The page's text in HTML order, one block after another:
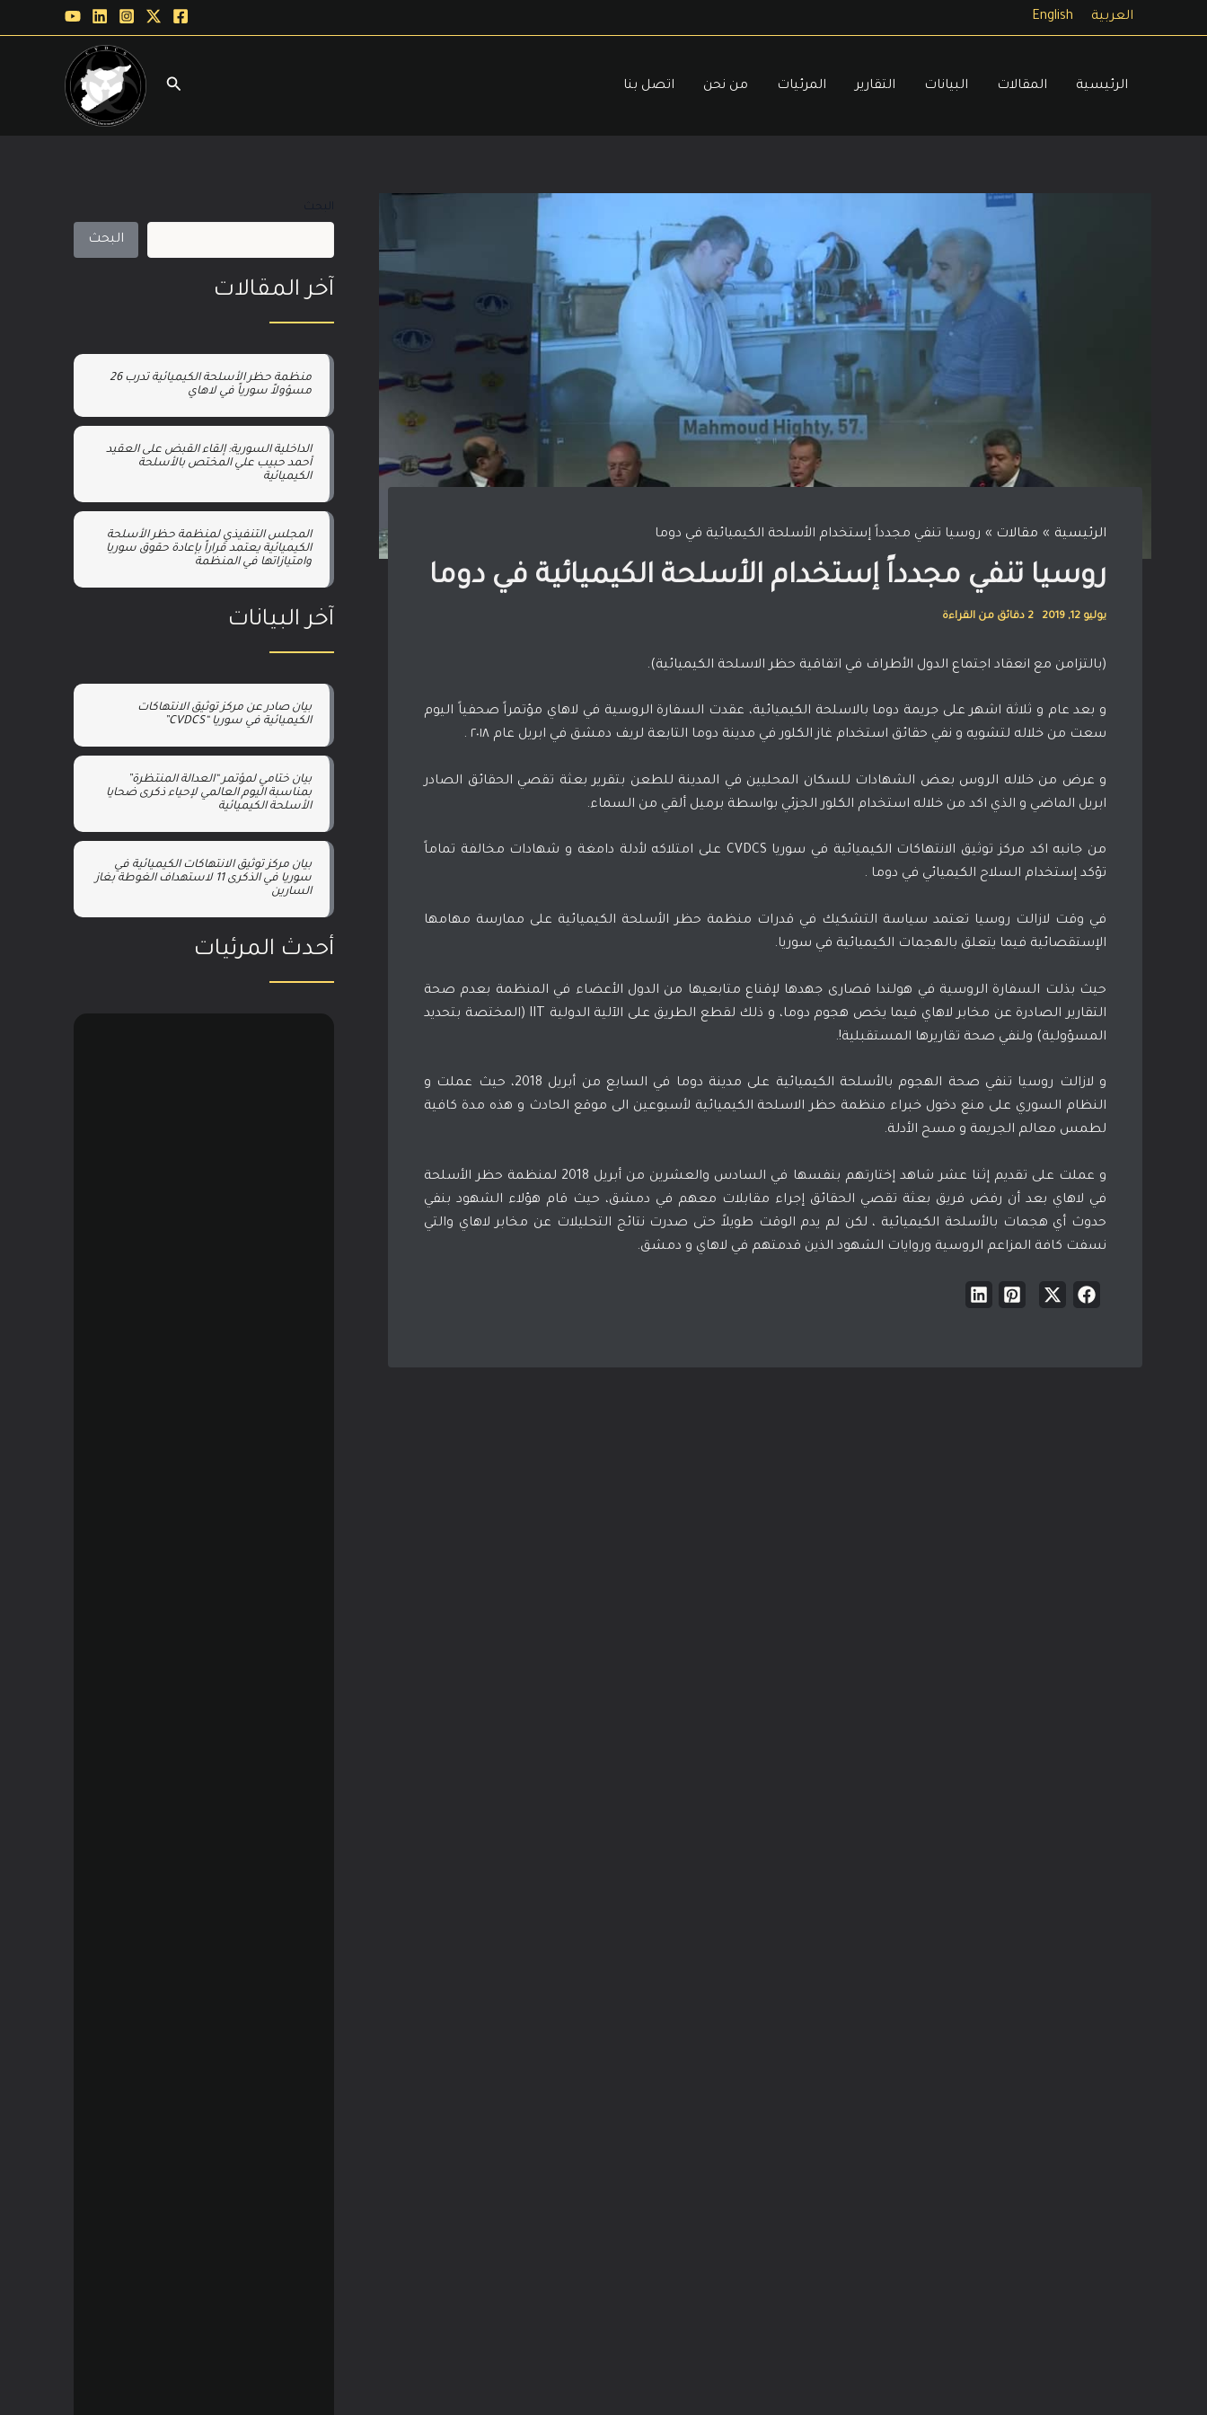
إلى
العربية English
الرئيسية المقالات البيانات التقارير المرئيات من نحن اتصل بنا
الرئيسية مقالات روسيا تنفي مجدداً إستخدام الأسلحة الكيميائية في دوما
روسيا تنفي مجدداً إستخدام الأسلحة الكيميائية في دوما
يوليو 12, 2019 2 دقائق من القراءة
(بالتزامن مع انعقاد اجتماع الدول الأطراف في اتفاقية حظر الاسلحة الكيميائية).
و بعد عام و ثلاثة اشهر على جريمة دوما بالاسلحة الكيميائية، عقدت السفارة الروسية في لاهاي مؤتمراً صحفياً اليوم
سعت من خلاله لتشويه و نفي حقائق استخدام غاز الكلور في مدينة دوما التابعة لريف دمشق في ابريل عام ٢٠١٨ .
و عرض من خلاله الروس بعض الشهادات للسكان المحليين في المدينة للطعن بتقرير بعثة تقصي الحقائق الصادر
ابريل الماضي و الذي اكد من خلاله استخدام الكلور الجزئي بواسطة برميل ألقي من السماء.
من ج
انبه اكد مركز توثيق الانتهاكات الكيميائية في سوريا CVDCS على امتلاكه لأدلة دامغة و شهادات مخالفة تماماً
تؤكد إستخدام السلاح الكيميائي في دوما .
في وقت لازالت روسيا تعتمد سياسة التشكيك في قدرات منظمة حظر الأسلحة الكيميائية على ممارسة مهامها
الإستقصائية فيما يتعلق بالهجمات الكيميائية في سوريا.
حيث بذلت السفارة الروسية في هولندا قصارى جهدها لإقناع متابعيها من الدول الأعضاء في المنظمة بعدم صحة
التقارير الصادرة عن مخابر لاهاي فيما يخص هجوم دوما، و ذلك لقطع الطريق على الآلية الدولية IIT (المختصة بتحديد
المسؤولية) ولنفي صحة تقاريرها المستقبلية!.
و لازالت روسيا تنفي صحة الهجوم بالأسلحة الكيميائية على مدينة دوما في السابع من أبريل 2018، حيث عملت و
النظام السوري على منع دخول خبراء منظمة حظر الاسلحة الكيميائية لأسبوعين الى موقع الحادث و هذه مدة كافية
لطمس معالم الجريمة و مسح الأدلة.
و عملت على تقديم إثنا عشر شاهد إختارتهم بنفسها في السادس والعشرين من أبريل 2018 لمنظمة حظر الأسلحة
في لاهاي بعد أن رفض فريق بعثة تقصي الحقائق إجراء مقابلات معهم في دمشق، حيث قام هؤلاء الشهود بنفي
حدوث أي هجمات بالأسلحة الكيميائية ، لكن لم يدم الوقت طويلاً حتى صدرت نتائج التحليلات عن مخابر لاهاي والتي
نسفت كافة المزاعم الروسية وروايات الشهود الذين قدمتهم في لاهاي و دمشق.
البحث
آخر المقالات
منظمة حظر الأسلحة الكيميائية تدرب 26
مسؤولاً سورياً في لاهاي
الداخلية السورية: إلقاء القبض على العقيد
أحمد حبيب علي المختص بالأسلحة
الكيميائية
المجلس التنفيذي لمنظمة حظر الأسلحة
الكيميائية يعتمد قراراً بإعادة حقوق سوريا
وامتيازاتها في المنظمة
آخر البيانات
بيان صادر عن مركز توثيق الانتهاكات
الكيميائية في سوريا “CVDCS”
بيان ختامي لمؤتمر “العدالة المنتظرة”
بمناسبة اليوم العالمي لإحياء ذكرى ضحايا
الأسلحة الكيميائية
بيان مركز توثيق الانتهاكات الكيميائية في
سوريا في الذكرى 11 لاستهداف الغوطة بغاز
السارين
أحدث المرئيات